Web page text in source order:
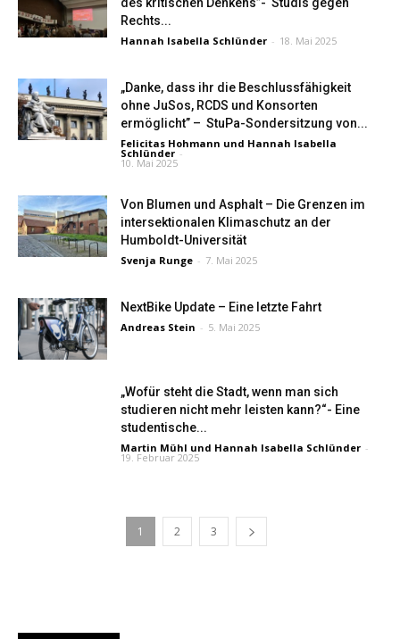
Rechts...
Hannah Isabella Schlünder - 18. Mai 2025
„Danke, dass ihr die Beschlussfähigkeit
ohne JuSos, RCDS und Konsorten
ermöglicht” – StuPa-Sondersitzung von...
Felicitas Hohmann und Hannah Isabella
Schlünder -
10. Mai 2025
Von Blumen und Asphalt – Die Grenzen im
intersektionalen Klimaschutz an der
Humboldt-Universität
Svenja Runge - 7. Mai 2025
NextBike Update – Eine letzte Fahrt
Andreas Stein - 5. Mai 2025
„Wofür steht die Stadt, wenn man sich
studieren nicht mehr leisten kann?“- Eine
studentische...
Martin Mühl und Hannah Isabella Schlünder -
19. Februar 2025
1 2 3